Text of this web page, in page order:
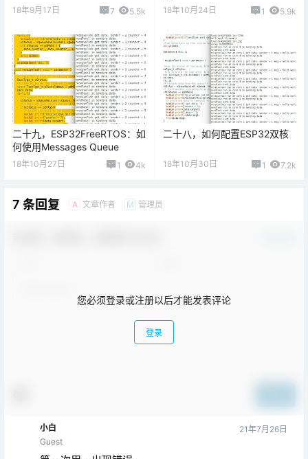
18年9月17日 7 5.5k 18年10月24日 1 5.9k
二十九，ESP32FreeRTOS：如
何使用Messages Queue
18年10月27日 1 4k
二十八，如何配置ESP32双核
18年10月30日 1 7.2k
7 条回复 A 文章作者 M 管理员
您必须登录或注册以后才能发表评论
登录
小白
Guest
21年7月26日